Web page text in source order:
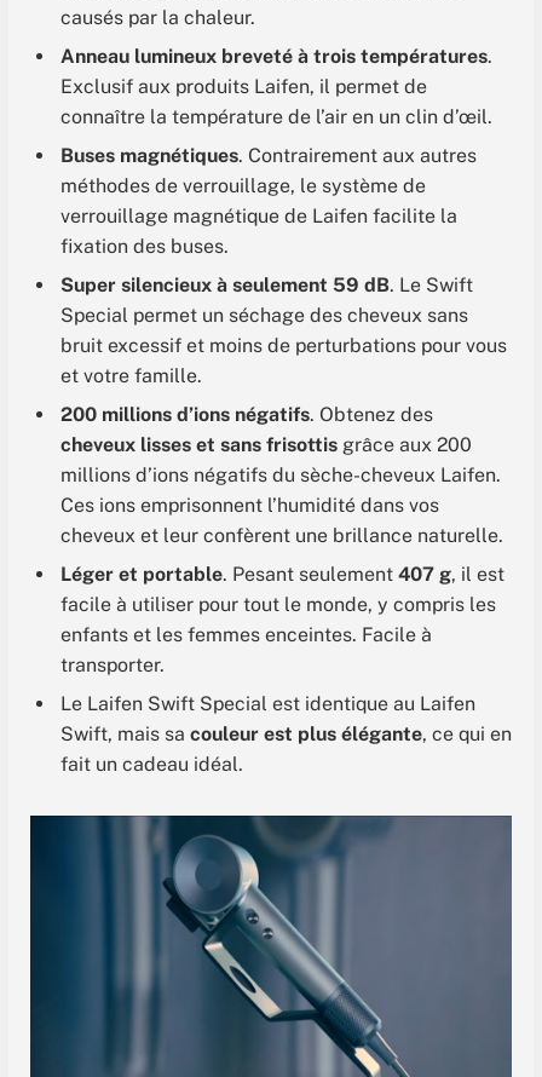
causés par la chaleur.
Anneau lumineux breveté à trois températures.
Exclusif aux produits Laifen, il permet de
connaître la température de l’air en un clin d’œil.
Buses magnétiques. Contrairement aux autres
méthodes de verrouillage, le système de
verrouillage magnétique de Laifen facilite la
fixation des buses.
Super silencieux à seulement 59 dB. Le Swift
Special permet un séchage des cheveux sans
bruit excessif et moins de perturbations pour vous
et votre famille.
200 millions d’ions négatifs. Obtenez des
cheveux lisses et sans frisottis grâce aux 200
millions d’ions négatifs du sèche-cheveux Laifen.
Ces ions emprisonnent l’humidité dans vos
cheveux et leur confèrent une brillance naturelle.
Léger et portable. Pesant seulement 407 g, il est
facile à utiliser pour tout le monde, y compris les
enfants et les femmes enceintes. Facile à
transporter.
Le Laifen Swift Special est identique au Laifen
Swift, mais sa couleur est plus élégante, ce qui en
fait un cadeau idéal.